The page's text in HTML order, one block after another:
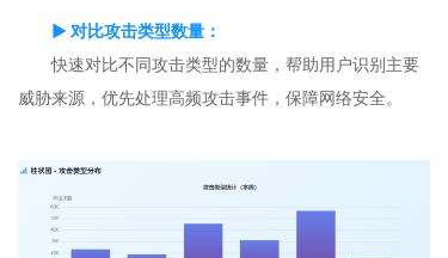
▶ 对比攻击类型数量：
快速对比不同攻击类型的数量，帮助用户识别主要
威胁来源，优先处理高频攻击事件，保障网络安全。